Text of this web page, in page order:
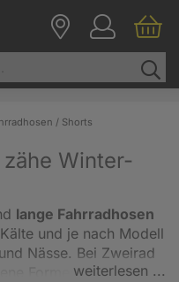
/ Shorts
Winter-
lange Fahrradhosen
und je nach Modell
Nässe. Bei Zweirad
Formen, Varianten
weiterlesen ...